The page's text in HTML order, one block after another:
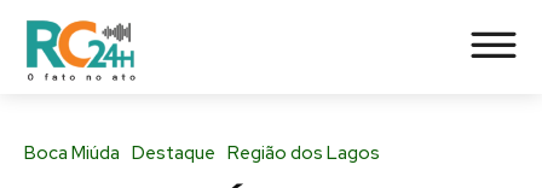
Boca Miúda Destaque Região dos Lagos